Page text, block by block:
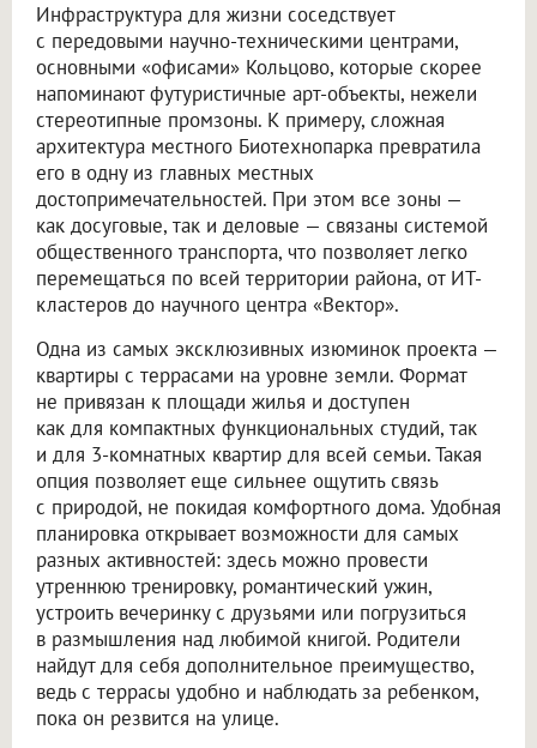
Инфраструктура для жизни соседствует
с передовыми научно-техническими центрами,
основными «офисами» Кольцово, которые скорее
напоминают футуристичные арт-объекты, нежели
стереотипные промзоны. К примеру, сложная
архитектура местного Биотехнопарка превратила
его в одну из главных местных
достопримечательностей. При этом все зоны —
как досуговые, так и деловые — связаны системой
общественного транспорта, что позволяет легко
перемещаться по всей территории района, от ИТ-
кластеров до научного центра «Вектор».
Одна из самых эксклюзивных изюминок проекта —
квартиры с террасами на уровне земли. Формат
не привязан к площади жилья и доступен
как для компактных функциональных студий, так
и для 3-комнатных квартир для всей семьи. Такая
опция позволяет еще сильнее ощутить связь
с природой, не покидая комфортного дома. Удобная
планировка открывает возможности для самых
разных активностей: здесь можно провести
утреннюю тренировку, романтический ужин,
устроить вечеринку с друзьями или погрузиться
в размышления над любимой книгой. Родители
найдут для себя дополнительное преимущество,
ведь с террасы удобно и наблюдать за ребенком,
пока он резвится на улице.